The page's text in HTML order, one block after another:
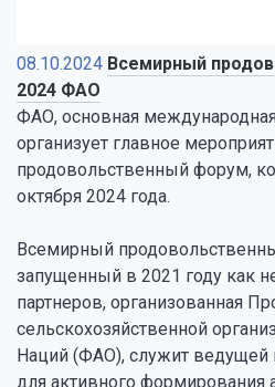
08.10.2024 Всемирный
2024 ФАО
ФАО, основная
организует главное
продовольственный форум,
октября 2024 года.
Всемирный
запущенный в 2021 году как
партнеров, организованная
сельскохозяйственной
Наций (ФАО), служит ведущей
для активного формирования